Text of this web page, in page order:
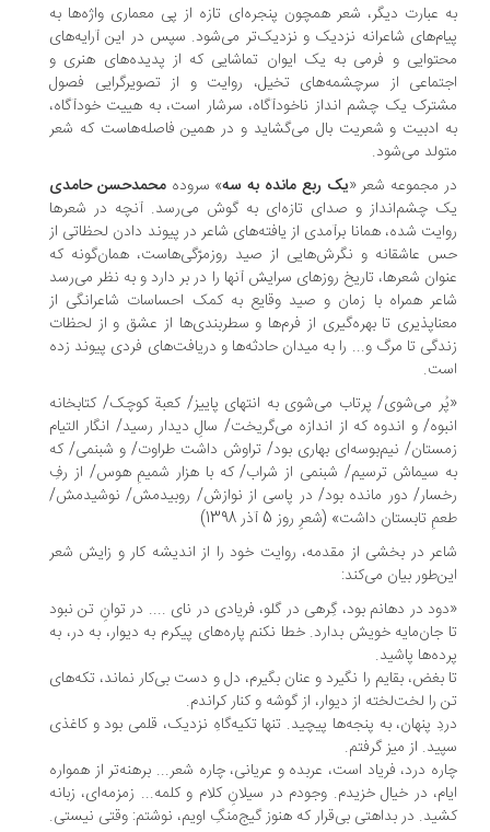
عبارت دیگر، شعر همچون پنجره‌ای تازه از پی معماری واژه‌ها به
شاعرانه نزدیک و نزدیک‌تر می‌شود. سپس در این آرایه‌های
و فرمی به یک ایوان تماشایی که از پدیده‌های هنری و
از سرچشمه‌های تخیل، روایت و از تصویرگرایی فصول
یک چشم انداز ناخودآگاه، سرشار است، به هییت خودآگاه،
ادبیت و شعریت بال می‌گشاید و در همین فاصله‌هاست که شعر
می‌شود.
مجموعه شعر « یک ربع مانده به سه » سرودهمحمدحسن حامدی
چشم‌انداز و صدای تازه‌ای به گوش می‌رسد. آنچه در شعرها
شده، همانا برآمدی از یافته‌های شاعر در پیوند دادن لحظاتی از
عاشقانه و نگرش‌هایی از صید روزمرّگی‌هاست، همان‌گونه که
شعرها، تاریخ روزهای سرایش آنها را در بر دارد و به نظر می‌رسد
همراه با زمان و صید وقایع به کمک احساسات شاعرانگی از
تا بهره‌گیری از فرم‌ها و سطر‌بندی‌ها از عشق و از لحظات
تا مرگ و‌... را به میدان حادثه‌ها و دریافت‌های فردی پیوند زده
می‌شوی/ پرتاب می‌شوی به انتهای پاییز/ کعبة کوچک/ کتابخانه
و اندوه که از اندازه می‌گریخت/ سالِ دیدار رسید/ انگار التیام
نیم‌بوسه‌ای بهاری بود/ تراوش داشت طراوت/ و شبنمی/ که
سیماش ترسیم/ شبنمی از شراب/ که با هزار شمیمِ هوس/ از رفِ
دور مانده بود/ در پاسی از نوازش/ روبیدمش/ نوشیدمش/
تابستان داشت» (شعرِ روز 5 آذر 1398)
در بخشی از مقدمه، روایت خود را از اندیشه کار و زایش شعر
بیان می‌کند:
در دهانم بود، گِرهی در گلو، فریادی در نای .... در توانِ تن نبود
جان‌مایه خویش بدارد. خطا نکنم پاره‌های پیکرم به دیوار، به در، به
پاشید.
بغض، بقایم را نگیرد و عنان بگیرم، دل و دست بی‌کار نماند، تکه‌های
را لخت‌لخته از دیوار، از گوشه و کنار کراندم.
پنهان، به پنجه‌ها پیچید. تنها تکیه‌گاهِ نزدیک، قلمی بود و کاغذی
از میز گرفتم.
درد، فریاد است، عربده و عریانی، چاره شعر... برهنه‌تر از همواره
در خیال خزیدم. وجودم در سیلانِ کلام و کلمه... زمزمه‌ای، زبانه
در بداهتی بی‌قرار که هنوز گیج‌منگِ اویم، نوشتم: وقتی نیستی.